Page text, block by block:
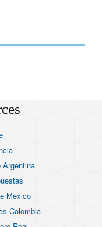
Argentina
Mexico
Colombia